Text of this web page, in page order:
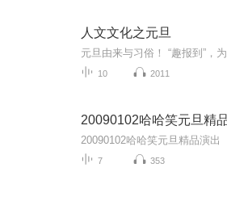
人文文化之元旦
10 2011
20090102哈哈笑元旦精
20090102哈哈笑元旦精品演出
7 353